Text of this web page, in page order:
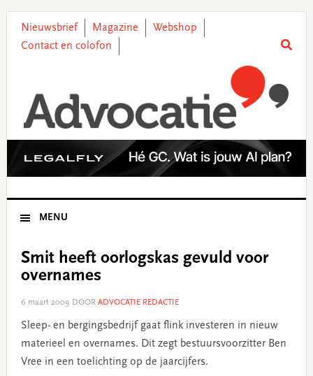
primary
main
primary
footer
Nieuwsbrief Magazine
Webshop
Contact en colofon
MENU
Smit heeft oorlogskas gevuld voor
overnames
6 maart 2009 DOOR ADVOCATIE REDACTIE
Sleep- en bergingsbedrijf gaat flink investeren in nieuw
materieel en overnames. Dit zegt bestuursvoorzitter Ben
Vree in een toelichting op de jaarcijfers.